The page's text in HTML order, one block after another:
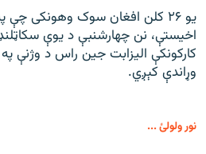
یو ۲۶ کلن افغان سوک‌ وهونکی چې
اخیستې، نن چهارشنبې د یوې
کارکونکې الیزابت جین راس د وژنې
وړاندې کېږي.
نور ولولئ ...